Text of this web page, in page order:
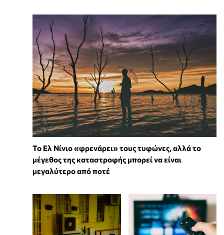
Το Ελ Νίνιο «φρενάρει» τους τυφώνες, αλλά το
μέγεθος της καταστροφής μπορεί να είναι
μεγαλύτερο από ποτέ